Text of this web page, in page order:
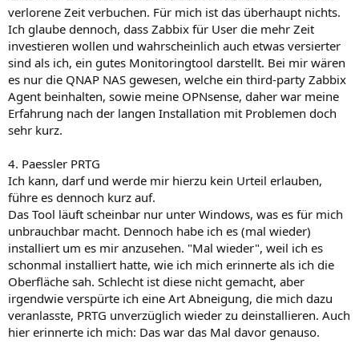
verlorene Zeit verbuchen. Für mich ist das überhaupt nichts.
Ich glaube dennoch, dass Zabbix für User die mehr Zeit
investieren wollen und wahrscheinlich auch etwas versierter
sind als ich, ein gutes Monitoringtool darstellt. Bei mir wären
es nur die QNAP NAS gewesen, welche ein third-party Zabbix
Agent beinhalten, sowie meine OPNsense, daher war meine
Erfahrung nach der langen Installation mit Problemen doch
sehr kurz.
4. Paessler PRTG
Ich kann, darf und werde mir hierzu kein Urteil erlauben,
führe es dennoch kurz auf.
Das Tool läuft scheinbar nur unter Windows, was es für mich
unbrauchbar macht. Dennoch habe ich es (mal wieder)
installiert um es mir anzusehen. "Mal wieder", weil ich es
schonmal installiert hatte, wie ich mich erinnerte als ich die
Oberfläche sah. Schlecht ist diese nicht gemacht, aber
irgendwie verspürte ich eine Art Abneigung, die mich dazu
veranlasste, PRTG unverzüglich wieder zu deinstallieren. Auch
hier erinnerte ich mich: Das war das Mal davor genauso.